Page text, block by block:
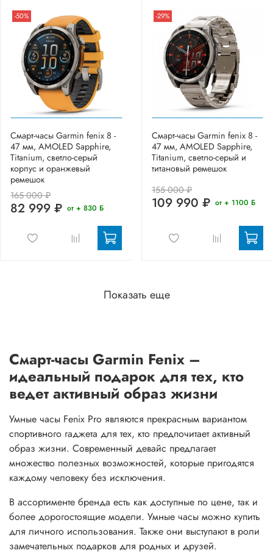
-50%
Смарт-часы Garmin fenix 8 -
47 мм, AMOLED Sapphire,
Titanium, светло-серый
корпус и оранжевый
ремешок
165 000 ₽
82 999 ₽ от + 830 Б
-29%
Смарт-часы Garmin fenix 8 -
47 мм, AMOLED Sapphire,
Titanium, светло-серый и
титановый ремешок
155 000 ₽
109 990 ₽ от + 1100 Б
Показать еще
Смарт-часы Garmin Fenix –
идеальный подарок для тех, кто
ведет активный образ жизни
Умные часы Fenix Pro являются прекрасным вариантом
спортивного гаджета для тех, кто предпочитает активный
образ жизни. Современный девайс предлагает
множество полезных возможностей, которые пригодятся
каждому человеку без исключения.
В ассортименте бренда есть как доступные по цене, так и
более дорогостоящие модели. Умные часы можно купить
для личного использования. Также они выступают в роли
замечательных подарков для родных и друзей.